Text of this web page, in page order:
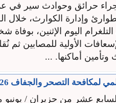
30 آخرون، جراء حرائق وحوادث
الكوارث، خلال الـ24 ساعة
الأولية للمصابين ثم
وتأمين أماكنها. ...
لمكافحة التصحر والجفاف 2026
عشر من حزيران / يونيو